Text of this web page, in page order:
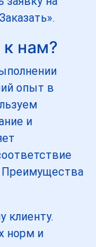
к нам?
опыт в
и
Преимущества
клиенту.
норм и